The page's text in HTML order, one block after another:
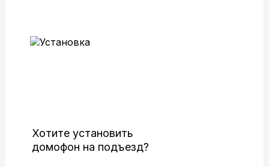
Хотите установить
домофон на подъезд?